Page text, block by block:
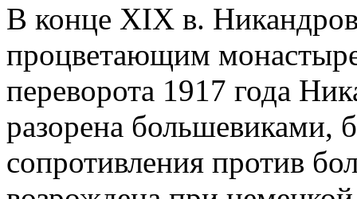
В конце XIX в.
процветающим
переворота 1917 года
разорена большевиками,
сопротивления против